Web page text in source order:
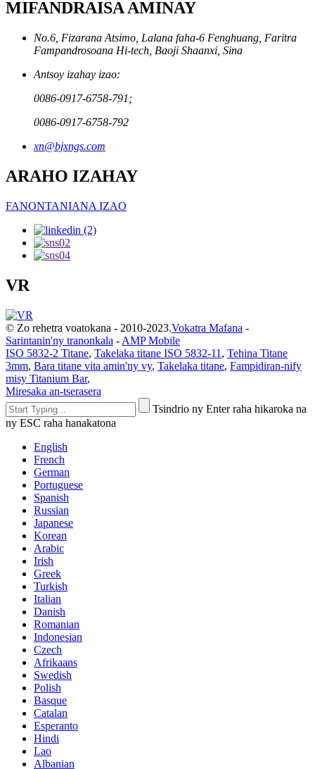
MIFANDRAISA AMINAY
No.6, Fizarana Atsimo, Lalana faha-6 Fenghuang, Faritra
Fampandrosoana Hi-tech, Baoji Shaanxi, Sina
Antsoy izahay izao:
0086-0917-6758-791;
0086-0917-6758-792
xn@bjxngs.com
ARAHO IZAHAY
FANONTANIANA IZAO
VR
© Zo rehetra voatokana - 2010-2023.Vokatra Mafana -
Sarintanin'ny tranonkala - AMP Mobile
ISO 5832-2 Titane, Takelaka titane ISO 5832-11 , Tehina Titane
3mm, Bara titane vita amin'ny vy, Takelaka titane, Fampidiran-nify
misy Titanium Bar,
Miresaka an-tserasera
Tsindrio ny Enter raha hikaroka na
ny ESC raha hanakatona
English
French
German
Portuguese
Spanish
Russian
Japanese
Korean
Arabic
Irish
Greek
Turkish
Italian
Danish
Romanian
Indonesian
Czech
Afrikaans
Swedish
Polish
Basque
Catalan
Esperanto
Hindi
Lao
Albanian